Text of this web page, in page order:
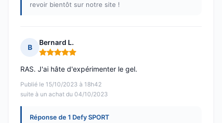
revoir bientôt sur notre site !
B
Bernard L.
Note : 5 sur 5
Publié le 15/10/2023 à 18h42
suite à un achat du 04/10/2023
RAS. J'ai hâte d'expérimenter le gel.
Réponse de 1 Defy SPORT